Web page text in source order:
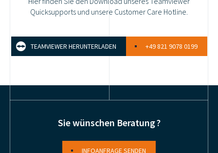
Quicksupports und unsere Customer Care Hotline.
TEAMVIEWER HERUNTERLADEN +49 821 9078 0199
Sie wünschen Beratung ?
INFOANFRAGE SENDEN